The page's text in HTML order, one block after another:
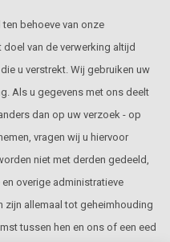
behoeve van onze
van de verwerking altijd
u verstrekt. Wij gebruiken uw
Als u gegevens met ons deelt
dan op uw verzoek - op
vragen wij u hiervoor
niet met derden gedeeld,
overige administratieve
zijn allemaal tot geheimhouding
tussen hen en ons of een eed